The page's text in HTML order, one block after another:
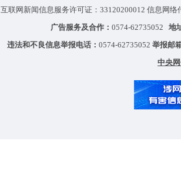
互联网新闻信息服务许可证：33120200012 信息网
广告服务及合作： 0574-62735052 地
违法和不良信息举报电话： 0574-62735052 举报邮
中央